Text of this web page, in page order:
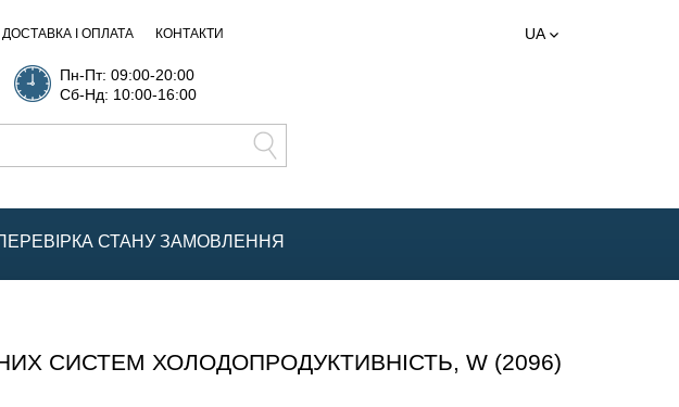
ДОСТАВКА І ОПЛАТА КОНТАКТИ
Пн-Пт: 09:00-20:00
Сб-Нд: 10:00-16:00
UA
СТАНУ ЗАМОВЛЕННЯ
СИСТЕМ ХОЛОДОПРОДУКТИВНІСТЬ, W (2096)